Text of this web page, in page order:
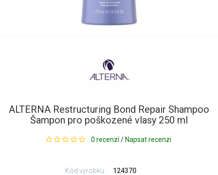
ALTERNA Restructuring Bond Repair Shampoo
Šampon pro poškozené vlasy 250 ml
0 recenzí / Napsat recenzi
Kód výrobku:
124370